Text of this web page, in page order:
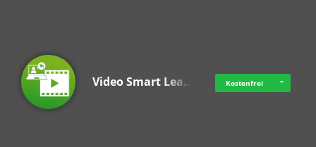
Video Smart Lea… Kostenfrei